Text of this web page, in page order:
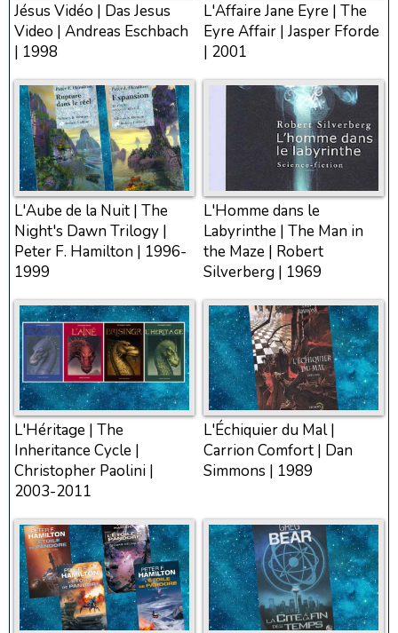
Jésus Vidéo | Das Jesus
Video | Andreas Eschbach
| 1998
L'Affaire Jane Eyre | The
Eyre Affair | Jasper Fforde
| 2001
L'Aube de la Nuit | The
Night's Dawn Trilogy |
Peter F. Hamilton | 1996-
1999
L'Homme dans le
Labyrinthe | The Man in
the Maze | Robert
Silverberg | 1969
L'Héritage | The
Inheritance Cycle |
Christopher Paolini |
2003-2011
L'Échiquier du Mal |
Carrion Comfort | Dan
Simmons | 1989